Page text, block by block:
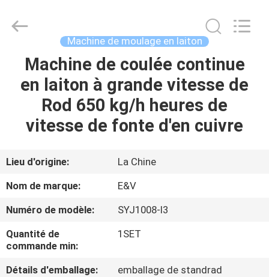
MAISON
PRODUITS
SUJET
DE
NOUS
VISITE
D'USINE
JIAXING
JICHENG
Machine de moulage en laiton
Machine de coulée continue
en laiton à grande vitesse de
Rod 650 kg/h heures de
vitesse de fonte d'en cuivre
Lieu d'origine:
La Chine
Nom de marque:
E&V
Numéro de modèle:
SYJ1008-I3
Quantité de
commande min:
1SET
Détails d'emballage:
emballage de standrad